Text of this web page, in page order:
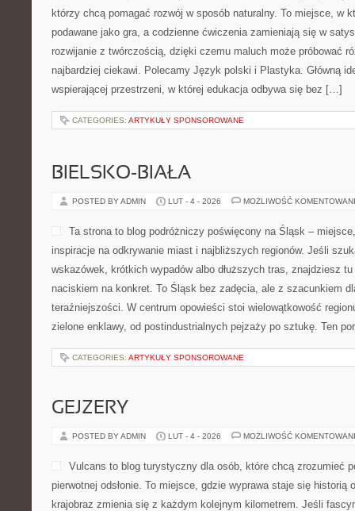
którzy chcą pomagać rozwój w sposób naturalny. To miejsce, w
podawane jako gra, a codzienne ćwiczenia zamieniają się w
rozwijanie z twórczością, dzięki czemu maluch może próbować
najbardziej ciekawi. Polecamy Język polski i Plastyka. Główną
wspierającej przestrzeni, w której edukacja odbywa się bez […]
CATEGORIES: ARTYKUŁY SPONSOROWANE
BIELSKO-BIAŁA
POSTED BY ADMIN LUT - 4 - 2026 MOŻLIWOŚĆ
Ta strona to blog podróżniczy poświęcony na Śląsk –
inspiracje na odkrywanie miast i najbliższych regionów. Jeśli
wskazówek, krótkich wypadów albo dłuższych tras, znajdziesz
naciskiem na konkret. To Śląsk bez zadęcia, ale z szacunkiem
teraźniejszości. W centrum opowieści stoi wielowątkowość
zielone enklawy, od postindustrialnych pejzaży po sztukę. Ten
CATEGORIES: ARTYKUŁY SPONSOROWANE
GEJZERY
POSTED BY ADMIN LUT - 4 - 2026 MOŻLIWOŚĆ
Vulcans to blog turystyczny dla osób, które chcą zrozumieć
pierwotnej odsłonie. To miejsce, gdzie wyprawa staje się historią
krajobraz zmienia się z każdym kolejnym kilometrem. Jeśli